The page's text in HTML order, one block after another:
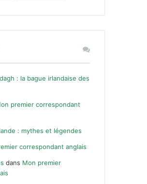
: la bague irlandaise des
premier correspondant
: mythes et légendes
correspondant anglais
dans Mon premier